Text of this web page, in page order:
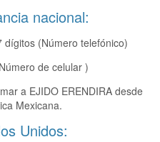
nacional:
dígitos (Número telefónico)
de celular )
a EJIDO ERENDIRA desde
Mexicana.
Unidos: